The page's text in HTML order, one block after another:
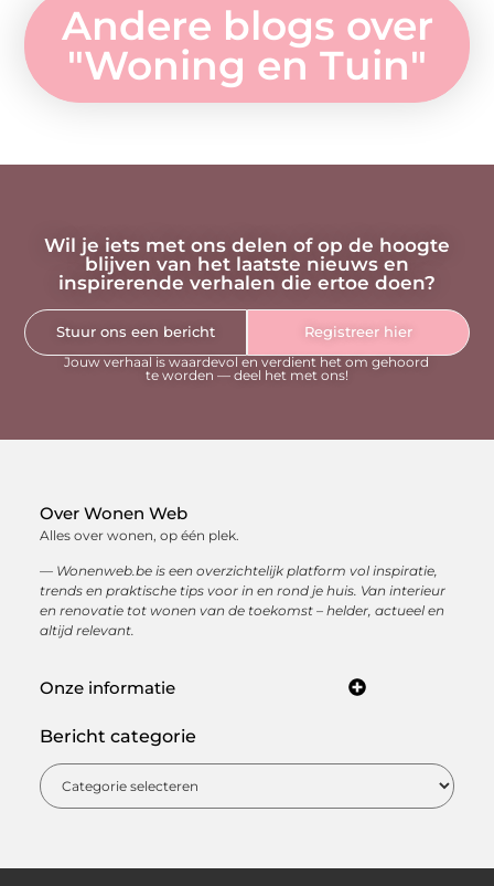
Andere blogs over
"Woning en Tuin"
Wil je iets met ons delen of op de hoogte
blijven van het laatste nieuws en
inspirerende verhalen die ertoe doen?
Stuur ons een bericht
Registreer hier
Jouw verhaal is waardevol en verdient het om gehoord
te worden — deel het met ons!
Over Wonen Web
Alles over wonen, op één plek.
— Wonenweb.be is een overzichtelijk platform vol inspiratie,
trends en praktische tips voor in en rond je huis. Van interieur
en renovatie tot wonen van de toekomst – helder, actueel en
altijd relevant.
Onze informatie
Bericht categorie